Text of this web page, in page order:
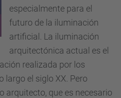
especialmente para el
futuro de la iluminación
artificial. La iluminación
arquitectónica actual es el
realizada por los
largo el siglo XX. Pero
arquitecto, que es necesario